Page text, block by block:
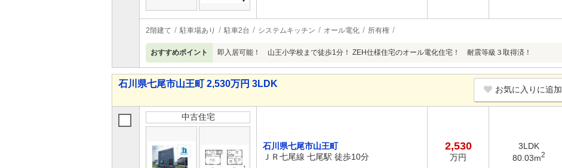
2階建て 駐車場あり 駐車2台 システムキッチン オール電化 所有権
おすすめポイント 即入居可能！ 山王小学校まで徒歩1分！ ZEH仕様住宅のオール電化住宅！ 耐震等級３取得済！
石川県七尾市山王町 2,530万円 3LDK
お気に入りに追加
中古住宅
石川県七尾市山王町
ＪＲ七尾線 七尾駅 徒歩10分
2,530
万円
3LDK
80.03m2